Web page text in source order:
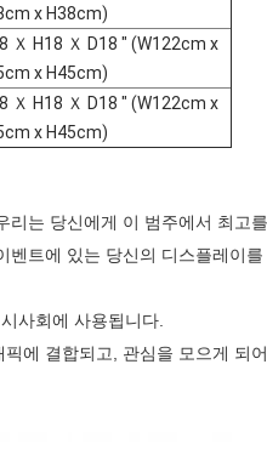
x H38cm)
Ｘ H18 Ｘ D18 " (W122cm x
x H45cm)
Ｘ H18 Ｘ D18 " (W122cm x
x H45cm)
는 당신에게 이 범주에서 최고
트에 있는 당신의 디스플레이
사회에 사용됩니다.
에 결합되고, 관심을 모으게 되